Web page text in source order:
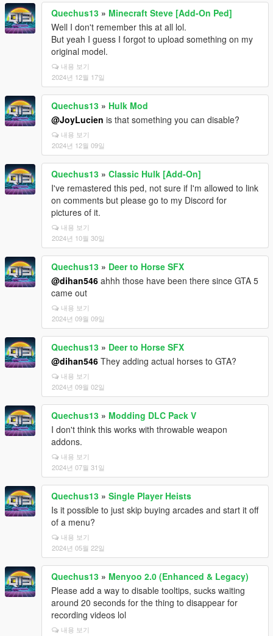
Quechus13 » Minecraft Steve [Add-On Ped]
Well I don't remember this at all lol.
But yeah I guess I forgot to upload something on my
original model.
내용 보기
2024년 12월 17일
Quechus13 » Hulk Mod
@JoyLucien is that something you can disable?
내용 보기
2024년 12월 09일
Quechus13 » Classic Hulk [Add-On]
I've remastered this ped, not sure if I'm allowed to link
on comments but please go to my Discord for
pictures of it.
내용 보기
2024년 10월 30일
Quechus13 » Deer to Horse SFX
@dihan546 ahhh those have been there since GTA 5
came out
내용 보기
2024년 09월 09일
Quechus13 » Deer to Horse SFX
@dihan546 They adding actual horses to GTA?
내용 보기
2024년 09월 02일
Quechus13 » Modding DLC Pack V
I don't think this works with throwable weapon
addons.
내용 보기
2024년 07월 31일
Quechus13 » Single Player Heists
Is it possible to just skip buying arcades and start it off
of a menu?
내용 보기
2024년 05월 22일
Quechus13 » Menyoo 2.0 (Enhanced & Legacy)
Please add a way to disable tooltips, sucks waiting
around 20 seconds for the thing to disappear for
recording videos lol
내용 보기